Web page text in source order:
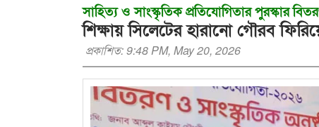
সাহিত্য ও সাংস্কৃতিক প্রতিযোগিতার পুরস্কার
শিক্ষায় সিলেটের হারানো গৌরব
প্রকাশিত: 9:48 PM, May 20, 2026